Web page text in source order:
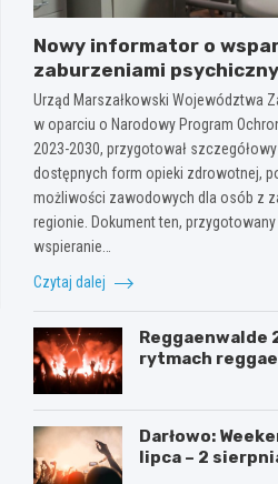
Nowy informator o
zaburzeniami
Zachodniopomorskiem
Urząd Marszałkowski Województwa
w oparciu o Narodowy Program
2023-2030, przygotował
dostępnych form opieki zdrowotnej,
możliwości zawodowych dla osób z
regionie. Dokument ten,
wspieranie…
Czytaj dalej
Reggaenwalde
rytmach
Darłowo:
lipca – 2